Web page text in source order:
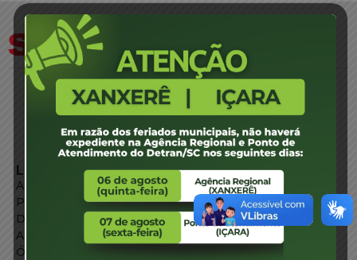
LINKS EXTERNOS
Agência de Notícias
Portal de Serviços
Diário Oficial
Acesso à Informação
Órgãos do Governo